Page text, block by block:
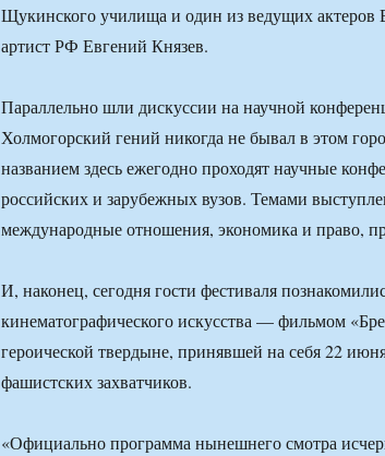
Щукинского училища и один из ведущих актеров
артист РФ Евгений Князев.
Параллельно шли дискуссии на научной
Холмогорский гений никогда не бывал в этом
названием здесь ежегодно проходят научные
российских и зарубежных вузов. Темами
международные отношения, экономика и право,
И, наконец, сегодня гости фестиваля
кинематографического искусства — фильмом
героической твердыне, принявшей на себя 22
фашистских захватчиков.
«Официально программа нынешнего смотра